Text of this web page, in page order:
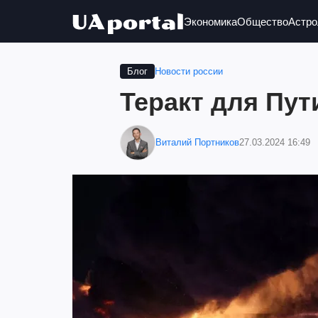
ЭкономикаОбщество
Блог Новости россии
Теракт для
Виталий Портников27.03.2024 16:49